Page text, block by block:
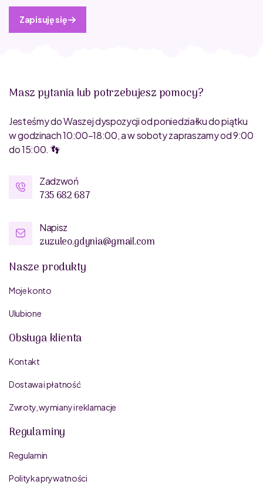
Zapisuję się
Masz pytania lub potrzebujesz pomocy?
Jesteśmy do Waszej dyspozycji od poniedziałku do piątku
w godzinach 10:00–18:00, a w soboty zapraszamy od 9:00
do 15:00. 👣
Zadzwoń
735 682 687
Napisz
zuzuleo.gdynia@gmail.com
Nasze produkty
Moje konto
Ulubione
Obsługa klienta
Kontakt
Dostawa i płatność
Zwroty, wymiany i reklamacje
Regulaminy
Regulamin
Polityka prywatności